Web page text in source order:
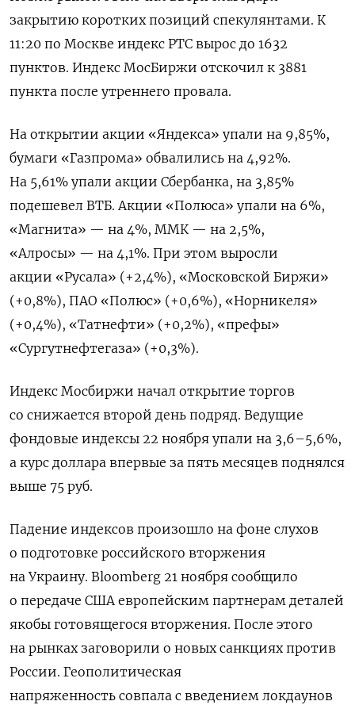
закрытию коротких позиций спекулянтами. К
11:20 по Москве индекс РТС вырос до 1632
пунктов. Индекс МосБиржи отскочил к 3881
пункта после утреннего провала.
На открытии акции «Яндекса» упали на 9,85%,
бумаги «Газпрома» обвалились на 4,92%.
На 5,61% упали акции Сбербанка, на 3,85%
подешевел ВТБ. Акции «Полюса» упали на 6%,
«Магнита» — на 4%, ММК — на 2,5%,
«Алросы» — на 4,1%. При этом выросли
акции «Русала» (+2,4%), «Московской Биржи»
(+0,8%), ПАО «Полюс» (+0,6%), «Норникеля»
(+0,4%), «Татнефти» (+0,2%), «префы»
«Сургутнефтегаза» (+0,3%).
Индекс Мосбиржи начал открытие торгов
со снижается второй день подряд. Ведущие
фондовые индексы 22 ноября упали на 3,6–5,6%,
а курс доллара впервые за пять месяцев поднялся
выше 75 руб.
Падение индексов произошло на фоне слухов
о подготовке российского вторжения
на Украину. Bloomberg 21 ноября сообщило
о передаче США европейским партнерам деталей
якобы готовящегося вторжения. После этого
на рынках заговорили о новых санкциях против
России. Геополитическая
напряженность совпала с введением локдаунов